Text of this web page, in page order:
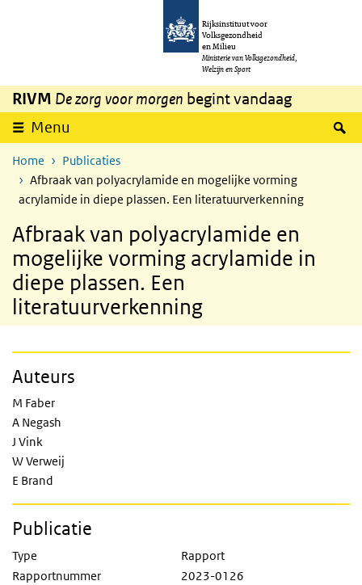
Overslaan en naar de inhoud gaan
Rijksinstituut voor
Volksgezondheid
en Milieu
Ministerie van Volksgezondheid,
Welzijn en Sport
RIVM De zorg voor morgen begint vandaag
Menu
Home
Publicaties
Afbraak van polyacrylamide en mogelijke vorming
acrylamide in diepe plassen. Een literatuurverkenning
Afbraak van polyacrylamide en
mogelijke vorming acrylamide in
diepe plassen. Een
literatuurverkenning
Auteurs
M Faber
A Negash
J Vink
W Verweij
E Brand
Publicatie
Type
Rapport
Rapportnummer
2023-0126